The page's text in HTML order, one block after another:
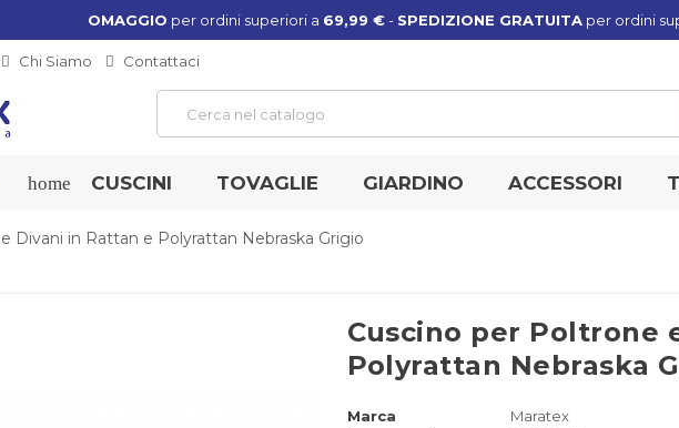
OMAGGIO per ordini superiori a 69,99 €- SPEDIZIONE GRATUITA per ordini
Chi Siamo Contattaci
home CUSCINI TOVAGLIE GIARDINO ACCESSORI
Divani in Rattan e Polyrattan Nebraska Grigio
Cuscino per Poltrone
Polyrattan Nebraska
Marca
Maratex